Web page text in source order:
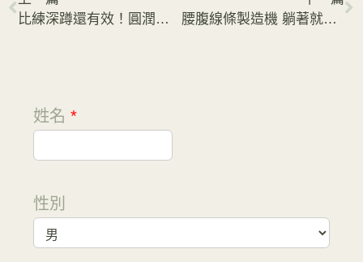
比練深蹲還有效！圓潤翹臀就靠它
腰腹線條製造機 躺著就能塑身
姓名 *
性別